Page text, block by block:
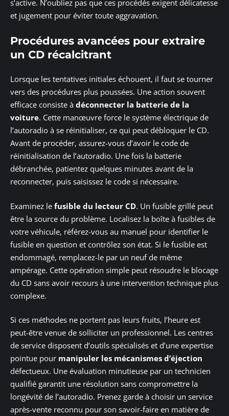
s’active. N’oubliez pas que ces procédés exigent délicatesse
et jugement pour éviter toute aggravation.
Procédures avancées pour extraire
un CD récalcitrant
Lorsque les tentatives initiales échouent, il faut se tourner
vers des procédures plus poussées. Une action souvent
efficace consiste à déconnecter la batterie de la
voiture. Cette manœuvre force le système électrique de
l’autoradio à se réinitialiser, ce qui peut débloquer le CD.
Avant de procéder, assurez-vous d’avoir le code de
réinitialisation de l’autoradio. Une fois la batterie
débranchée, patientez quelques minutes avant de la
reconnecter, puis saisissez le code si nécessaire.
Examinez le fusible du lecteur CD. Un fusible grillé peut
être la source du problème. Localisez la boîte à fusibles de
votre véhicule, référez-vous au manuel pour identifier le
fusible en question et contrôlez son état. Si le fusible est
endommagé, remplacez-le par un neuf de même
ampérage. Cette opération simple peut résoudre le blocage
du CD sans avoir recours à une intervention technique plus
complexe.
Si ces méthodes ne portent pas leurs fruits, l’heure est
peut-être venue de solliciter un professionnel. Les centres
de service disposent d’outils spécialisés et d’une expertise
pointue pour manipuler les mécanismes d’éjection
défectueux. Une évaluation minutieuse par un technicien
qualifié garantit une résolution sans compromettre la
longévité de l’autoradio. Prenez garde à choisir un service
après-vente reconnu pour son savoir-faire en matière de